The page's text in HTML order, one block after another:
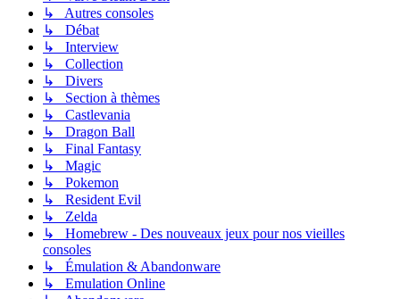
↳ Autres consoles
↳ Débat
↳ Interview
↳ Collection
↳ Divers
↳ Section à thèmes
↳ Castlevania
↳ Dragon Ball
↳ Final Fantasy
↳ Magic
↳ Pokemon
↳ Resident Evil
↳ Zelda
↳ Homebrew - Des nouveaux jeux pour nos vieilles
consoles
↳ Émulation & Abandonware
↳ Emulation Online